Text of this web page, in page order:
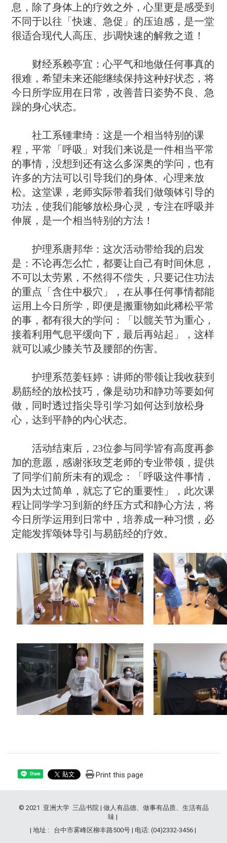
息，除了身体上的疗效之外，心里更是感受到
不同于以往「快速、急促」的压迫感，是一堂
很适合现代人高压、步调快速的解救之道！
财经系赖亭宜：心平气和地做任何事真的
很难，希望未来还能继续保持这种好状态，将
今日所学应用在日常，改善昔日姿势不良、急
躁的身心状态。
社工系锺聿绮：这是一个相当特别的课
程，平常「呼吸」对我们来说是一件相当平常
的事情，没想到还有这么多深奥的学问，也有
许多的方法可以引导我们的身体、心理来放
松。这堂课，老师实际带着我们做颂钵引导的
功法，使我们能够放松身心灵，专注在呼吸并
伸展，是一个相当特别的方法！
护理系唐邦华：这次活动带给我的启发
是：不论再怎么忙，都要让自己有时间休息，
不可以太劳累，不然得不偿失，只要记住功法
的重点「含住中极穴」，在从事任何事情都能
运用上今日所学，即便是搬重物如此稀松平常
的事，都有很大的学问：「以髋关节为重心，
接着利用气息平缓向下，最后再站起」，这样
就可以减少膝关节及腰部的伤害。
护理系范姜钰婷：讲师的带领让我收获到
易筋经的放松技巧，像是动功和静功等要如何
做，同时透过指尖导引学习如何达到放松身
心，达到平静的内心状态。
活动结束后，23位参与同学皆有高度再参
加的意愿，感谢张玫芝老师的专业带领，提供
了同学们前所未有的观念：「呼吸这件事情，
因为太过简单，就忘了它的重要性」，此次课
程让同学学习到新的纾压方式和静心方法，将
今日所学运用到日常中，培养成一种习惯，必
定能发挥颂钵导引与易筋经的疗效。
Share Print this page
© 2021 亚洲大学 三品书院 | 做人有品德、做事有品质、生活有品
味 |
| 地址 : 台中市雾峰区柳丰路500号 | 电话: (04)2332-3456 |